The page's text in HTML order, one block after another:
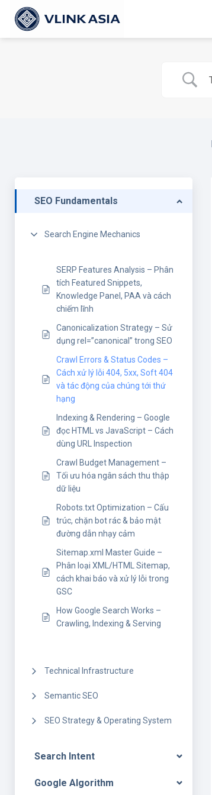
qua
nội
SEO Fundamentals
Search Engine Mechanics
SERP Features Analysis – Phân
tích Featured Snippets,
Knowledge Panel, PAA và cách
chiếm lĩnh
Canonicalization Strategy – Sử
dụng rel=”canonical” trong SEO
Crawl Errors & Status Codes –
Cách xử lý lỗi 404, 5xx, Soft 404
và tác động của chúng tới thứ
hạng
Indexing & Rendering – Google
đọc HTML vs JavaScript – Cách
dùng URL Inspection
Crawl Budget Management –
Tối ưu hóa ngân sách thu thập
dữ liệu
Robots.txt Optimization – Cấu
trúc, chặn bot rác & bảo mật
đường dẫn nhạy cảm
Sitemap.xml Master Guide –
Phân loại XML/HTML Sitemap,
cách khai báo và xử lý lỗi trong
GSC
How Google Search Works –
Crawling, Indexing & Serving
Technical Infrastructure
Semantic SEO
SEO Strategy & Operating System
Search Intent
Google Algorithm